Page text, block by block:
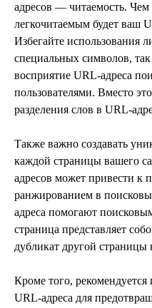
адресов — читаемость.
легкочитаемым будет ваш
Избегайте использования
специальных символов,
восприятие URL-адреса
пользователями. Вместо
разделения слов в URL-
Также важно создавать
каждой страницы вашего
адресов может привести к
ранжированием в
адреса помогают
страница представляет
дубликат другой страницы
Кроме того, рекомендуется
URL-адреса для